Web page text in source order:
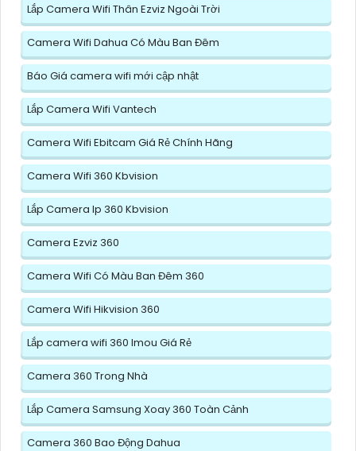
Lắp Camera Wifi Thân Ezviz Ngoài Trời
Camera Wifi Dahua Có Màu Ban Đêm
Báo Giá camera wifi mới cập nhật
Lắp Camera Wifi Vantech
Camera Wifi Ebitcam Giá Rẻ Chính Hãng
Camera Wifi 360 Kbvision
Lắp Camera Ip 360 Kbvision
Camera Ezviz 360
Camera Wifi Có Màu Ban Đêm 360
Camera Wifi Hikvision 360
Lắp camera wifi 360 Imou Giá Rẻ
Camera 360 Trong Nhà
Lắp Camera Samsung Xoay 360 Toàn Cảnh
Camera 360 Bao Động Dahua